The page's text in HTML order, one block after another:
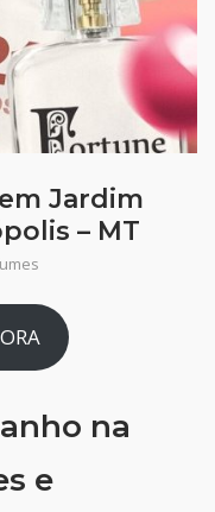
Jardim
– MT
na
e